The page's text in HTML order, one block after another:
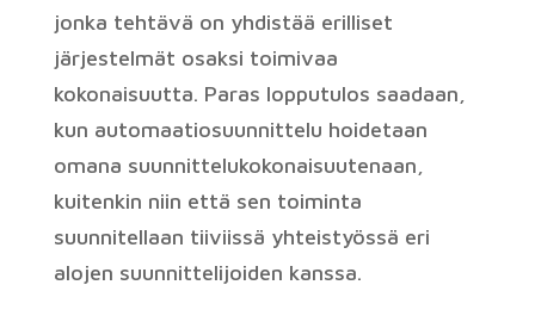
jonka tehtävä on yhdistää erilliset
järjestelmät osaksi toimivaa
kokonaisuutta. Paras lopputulos saadaan,
kun automaatiosuunnittelu hoidetaan
omana suunnittelukokonaisuutenaan,
kuitenkin niin että sen toiminta
suunnitellaan tiiviissä yhteistyössä eri
alojen suunnittelijoiden kanssa.